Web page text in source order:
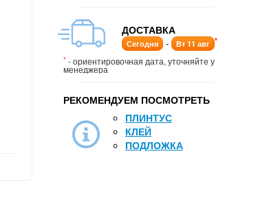
ДОСТАВКА
Сегодня - Вт 11 авг *
* - ориентировочная дата, уточняйте у
менеджера
РЕКОМЕНДУЕМ ПОСМОТРЕТЬ
ПЛИНТУС
КЛЕЙ
ПОДЛОЖКА